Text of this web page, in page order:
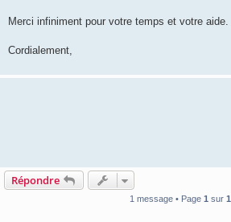
Merci infiniment pour votre temps et votre aide.
Cordialement,
Répondre
1 message • Page 1 sur 1